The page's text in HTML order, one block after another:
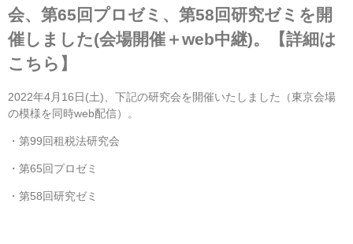
会、第65回プロゼミ、第58回研究ゼミを開
催しました(会場開催＋web中継)。【詳細は
こちら】
2022年4月16日(土)、下記の研究会を開催いたしました（東京会場
の模様を同時web配信）。
・第99回租税法研究会
・第65回プロゼミ
・第58回研究ゼミ